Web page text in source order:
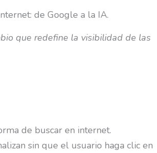
que redefine la visibilidad de las
de buscar en internet.
sin que el usuario haga clic en